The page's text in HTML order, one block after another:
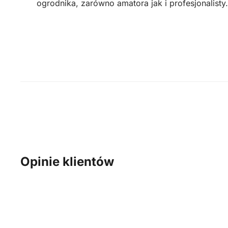
ogrodnika, zarówno amatora jak i profesjonalisty.
Opinie klientów